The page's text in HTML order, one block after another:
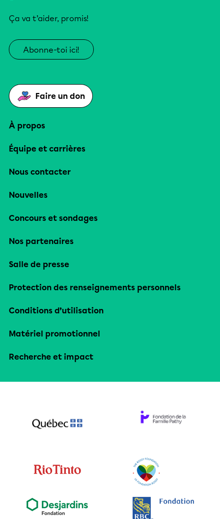
Ça va t’aider, promis!
Abonne-toi ici!
Faire un don
À propos
Équipe et carrières
Nous contacter
Nouvelles
Concours et sondages
Nos partenaires
Salle de presse
Protection des renseignements personnels
Conditions d’utilisation
Matériel promotionnel
Recherche et impact